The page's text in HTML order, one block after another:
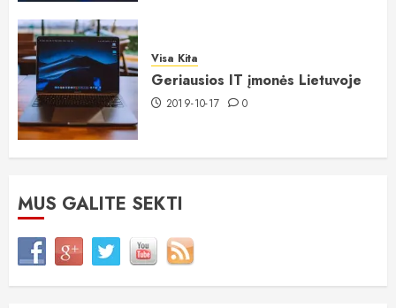
Visa Kita
Geriausios IT įmonės Lietuvoje
2019-10-17 0
MUS GALITE SEKTI